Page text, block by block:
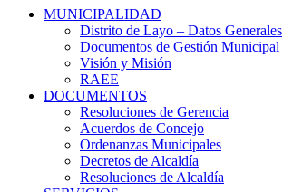
MUNICIPALIDAD
Distrito de Layo – Datos Generales
Documentos de Gestión Municipal
Visión y Misión
RAEE
DOCUMENTOS
Resoluciones de Gerencia
Acuerdos de Concejo
Ordenanzas Municipales
Decretos de Alcaldía
Resoluciones de Alcaldía